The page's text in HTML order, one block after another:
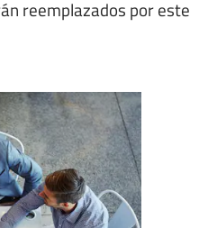
reemplazados por este